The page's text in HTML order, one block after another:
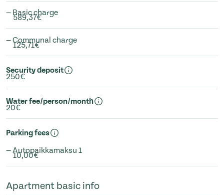
— Basic charge
589,37€
— Communal charge
125,71€
Security deposit
250€
Water fee/person/month
20€
Parking fees
— Autopaikkamaksu 1
10,00€
Apartment basic info